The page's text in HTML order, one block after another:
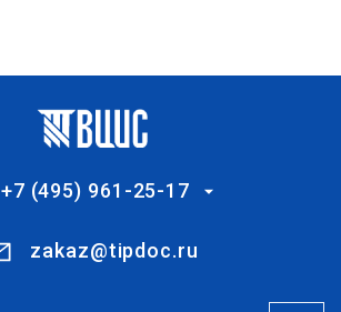
+7 (495) 961-25-17
zakaz@tipdoc.ru